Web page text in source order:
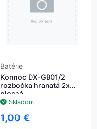
Batérie
Konnoc DX-GB01/2
rozbočka hranatá 2x
plochá
Skladom
1,00 €